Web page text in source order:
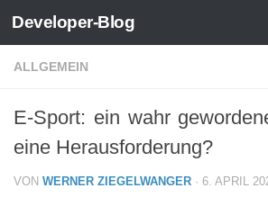
Zum Inhalt springen
Developer-Blog
ALLGEMEIN
E-Sport: ein wahr
eine Herausforderung?
VON WERNER ZIEGELWANGER · 6. APRIL